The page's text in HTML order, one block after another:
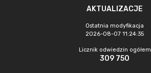
AKTUALIZACJE
Ostatnia modyfikacja
2026-08-07 11:24:35
Licznik odwiedzin ogółem
309 750